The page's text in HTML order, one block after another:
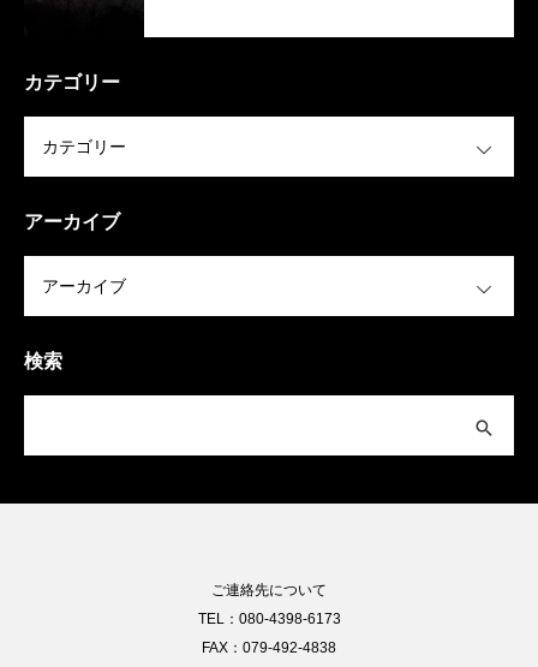
カテゴリー
アーカイブ
検索
ご連絡先について
TEL：080-4398-6173
FAX：079-492-4838